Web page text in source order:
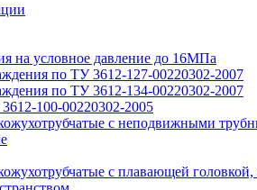
на условное давление до 16МПа
по ТУ 3612-127-00220302-2007
по ТУ 3612-134-00220302-2007
100-00220302-2005
с неподвижными
с плавающей